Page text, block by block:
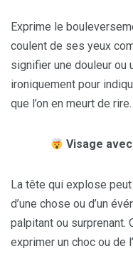
Exprime le
coulent de ses yeux
signifier une douleur ou
ironiquement pour
que l’on en meurt de rire.
Visage
La tête qui explose peut
d’une chose ou d’un
palpitant ou surprenant.
exprimer un choc ou de